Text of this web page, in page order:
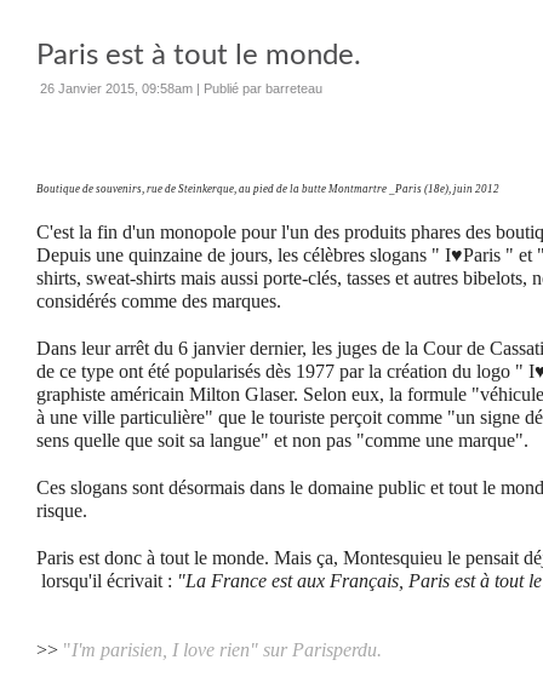
Paris est à tout le monde.
26 Janvier 2015, 09:58am | Publié par barreteau
Boutique de souvenirs, rue de Steinkerque, au pied de la butte Montmartre _Paris (18e), juin 2012
C'est la fin d'un monopole pour l'un des produits phares des
Depuis une quinzaine de jours, les célèbres slogans " I♥Paris "
shirts, sweat-shirts mais aussi porte-clés, tasses et autres bibelots,
considérés comme des marques.
Dans leur arrêt du 6 janvier dernier, les juges de la Cour de
de ce type ont été popularisés dès 1977 par la création du logo "
graphiste américain Milton Glaser. Selon eux, la formule
à une ville particulière" que le touriste perçoit comme "un signe
sens quelle que soit sa langue" et non pas "comme une marque".
Ces slogans sont désormais dans le domaine public et tout le
risque.
Paris est donc à tout le monde. Mais ça, Montesquieu le pensait
lorsqu'il écrivait : "La France est aux Français, Paris est à tout
>> "I'm parisien, I love rien" sur Parisperdu.